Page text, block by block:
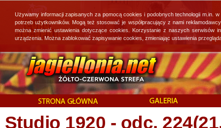
Studio 1920 - odc.
Używamy informacji zapisanych za pomocą cookies i podobnych technologii
potrzeb użytkowników. Mogą też stosować je współpracujący z nami
można zmienić ustawienia dotyczące cookies. Korzystanie z naszych
urządzenia. Można zablokować zapisywanie cookies, zmieniając ustawienia